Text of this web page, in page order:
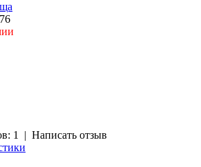
1 | Написать отзыв